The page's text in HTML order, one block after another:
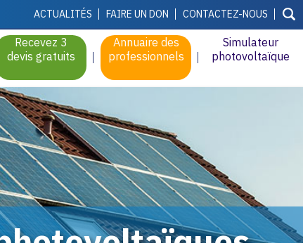
ACTUALITÉS FAIRE UN DON CONTACTEZ-NOUS
Recevez 3
devis gratuits
Annuaire des
professionnels
Simulateur
photovoltaïque